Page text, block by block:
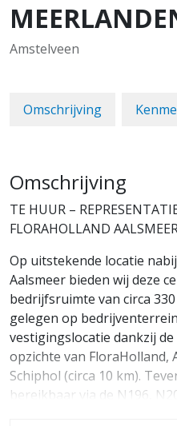
Amstelveen
Omschrijving
Omschrijving
TE HUUR –
FLORAHOLLAND
Op uitstekende locatie
Aalsmeer bieden wij deze
bedrijfsruimte van circa
gelegen op
vestigingslocatie dankzij
opzichte van FloraHolland,
Schiphol (circa 10 km).
bereikbaar via de N196,